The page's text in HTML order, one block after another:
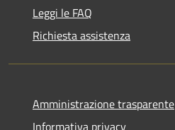
Leggi le FAQ
Richiesta assistenza
Amministrazione trasparente
Informativa privacy